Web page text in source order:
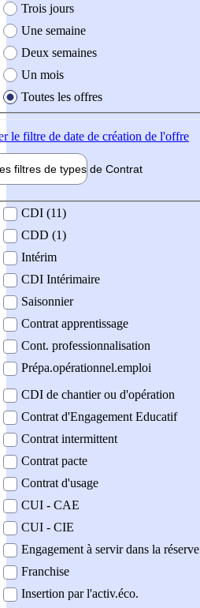
Trois jours
Une semaine
Deux semaines
Un mois
Toutes les offres
le filtre de date de création de l'offre
filtres de types de Contrat
contrat
CDI (11)
CDD (1)
Intérim
CDI Intérimaire
Saisonnier
Contrat apprentissage
Cont. professionnalisation
Prépa.opérationnel.emploi
CDI de chantier ou d'opération
Contrat d'Engagement Educatif
Contrat intermittent
Contrat pacte
Contrat d'usage
CUI - CAE
CUI - CIE
Engagement à servir dans la réserve
Franchise
Insertion par l'activ.éco.